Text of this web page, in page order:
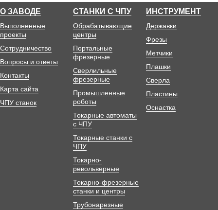
О ЗАВОДЕ
Выполненные
проекты
Сотрудничество
Вопросы и ответы
Контакты
Карта сайта
ЧПУ станок
СТАНКИ С ЧПУ
Обрабатывающие
центры
Портальные
фрезерные
Сверлильные
фрезерные
Промышленные
роботы
Токарные автоматы
с ЧПУ
Токарные станки с
ЧПУ
Токарно-
револьверные
Токарно-фрезерные
станки и центры
Трубонарезные
ИНСТРУМЕНТ
Державки
Фрезы
Метчики
Плашки
Сверла
Пластины
Оснастка